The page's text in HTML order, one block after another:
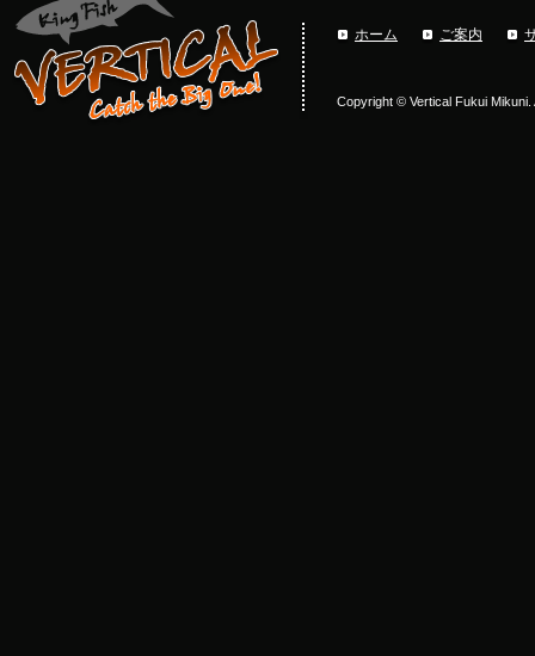
ホーム ご案内
Copyright © Vertical Fukui